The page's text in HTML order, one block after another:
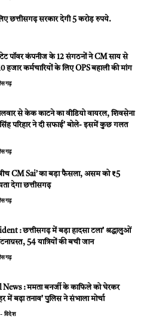
छत्तीसगढ़ सरकार देगी 5 करोड़ रुपये.
पॉवर कंपनीज के 12 संगठनों ने CM साय से
हजार कर्मचारियों के लिए OPS बहाली की मांग
से केक काटने का वीडियो वायरल, शिवसेना
परिहार ने दी सफाई’ बोले- इसमें कुछ गलत
CM Sai’ का बड़ा फैसला, असम को ₹5
देगा छत्तीसगढ़
: छत्तीसगढ़ में बड़ा हादसा टला’ श्रद्धालुओं
54 यात्रियों की बची जान
News : ममता बनर्जी के काफिले को घेरकर
में बढ़ा तनाव’ पुलिस ने संभाला मोर्चा
विदेश